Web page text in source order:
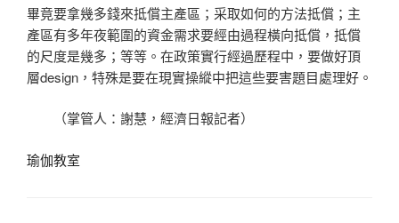
畢竟要拿幾多錢來抵償主產區；采取如何的方法抵償；主
產區有多年夜範圍的資金需求要經由過程橫向抵償，抵償
的尺度是幾多；等等。在政策實行經過歷程中，要做好頂
層design，特殊是要在現實操縱中把這些要害題目處理好。
（掌管人：謝慧，經濟日報記者）
瑜伽教室